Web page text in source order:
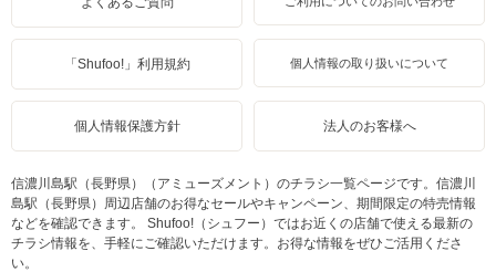
「Shufoo!」利用規約 個人情報の取り扱いについて
個人情報保護方針 法人のお客様へ
信濃川島駅（長野県）（アミューズメント）のチラシ一覧ページです。信濃川
島駅（長野県）周辺店舗のお得なセールやキャンペーン、期間限定の特売情報
などを確認できます。 Shufoo!（シュフー）ではお近くの店舗で使える最新の
チラシ情報を、手軽にご確認いただけます。お得な情報をぜひご活用くださ
い。